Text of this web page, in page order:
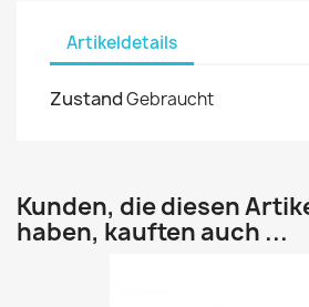
Artikeldetails
ZustandGebraucht
Kunden, die diesen
haben, kauften auch ...